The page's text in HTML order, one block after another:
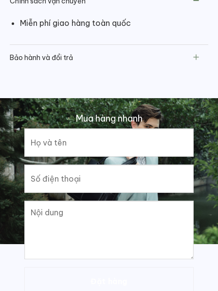
Miễn phí giao hàng toàn quốc
Bảo hành và đổi trả
Mua hàng nhanh